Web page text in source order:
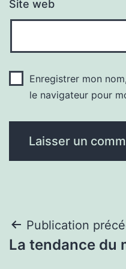
Site web
Enregistrer mon
le navigateur pour
Navigation
de
Publication
La tendance du